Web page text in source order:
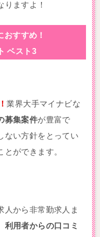
ますよ！
おすすめ！
ベスト3
業界大手マイナビな
募集案件が豊富で
ない方針をとってい
ができます。
人から非常勤求人ま
利用者からの口コミ